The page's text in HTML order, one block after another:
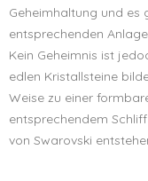
Geheimhaltung und es
entsprechenden
Kein Geheimnis ist
edlen Kristallsteine
Weise zu einer
entsprechendem
von Swarovski